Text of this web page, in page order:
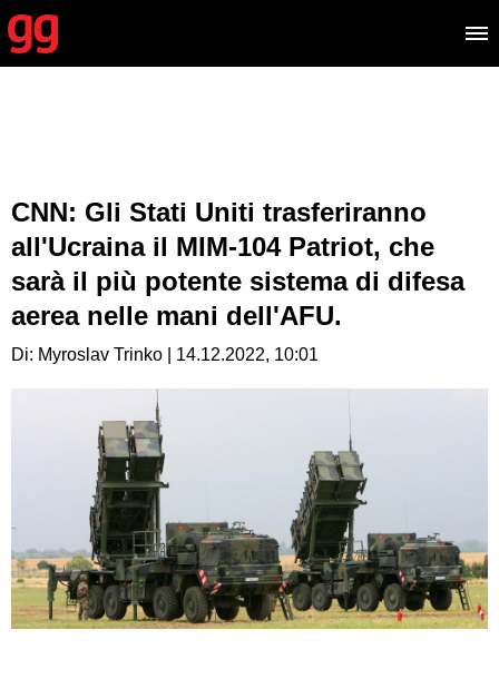
CNN: Gli Stati Uniti trasferiranno
all'Ucraina il MIM-104 Patriot, che
sarà il più potente sistema di difesa
aerea nelle mani dell'AFU.
Di: Myroslav Trinko | 14.12.2022, 10:01